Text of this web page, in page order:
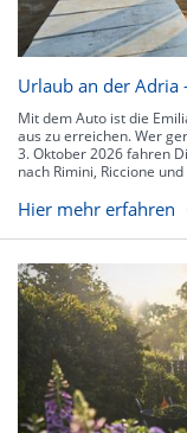
Urlaub an der Adria
Mit dem Auto ist die
aus zu erreichen. Wer
3. Oktober 2026 fahren
nach Rimini, Riccione
Hier mehr erfahren